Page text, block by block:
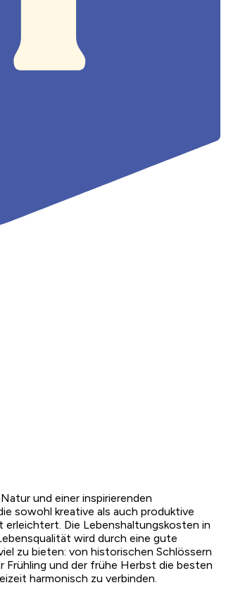
und einer inspirierenden
sowohl kreative als auch produktive
erleichtert. Die Lebenshaltungskosten in
wird durch eine gute
zu bieten: von historischen Schlössern
Frühling und der frühe Herbst die besten
harmonisch zu verbinden.